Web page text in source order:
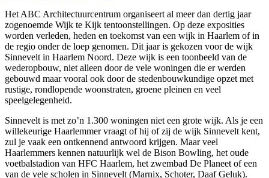
Het ABC Architectuurcentrum organiseert al meer dan dertig jaar
zogenoemde Wijk te Kijk tentoonstellingen. Op deze exposities
worden verleden, heden en toekomst van een wijk in Haarlem of in
de regio onder de loep genomen. Dit jaar is gekozen voor de wijk
Sinnevelt in Haarlem Noord. Deze wijk is een toonbeeld van de
wederopbouw, niet alleen door de vele woningen die er werden
gebouwd maar vooral ook door de stedenbouwkundige opzet met
rustige, rondlopende woonstraten, groene pleinen en veel
speelgelegenheid.
Sinnevelt is met zo’n 1.300 woningen niet een grote wijk. Als je een
willekeurige Haarlemmer vraagt of hij of zij de wijk Sinnevelt kent,
zul je vaak een ontkennend antwoord krijgen. Maar veel
Haarlemmers kennen natuurlijk wel de Bison Bowling, het oude
voetbalstadion van HFC Haarlem, het zwembad De Planeet of een
van de vele scholen in Sinnevelt (Marnix, Schoter, Daaf Geluk).